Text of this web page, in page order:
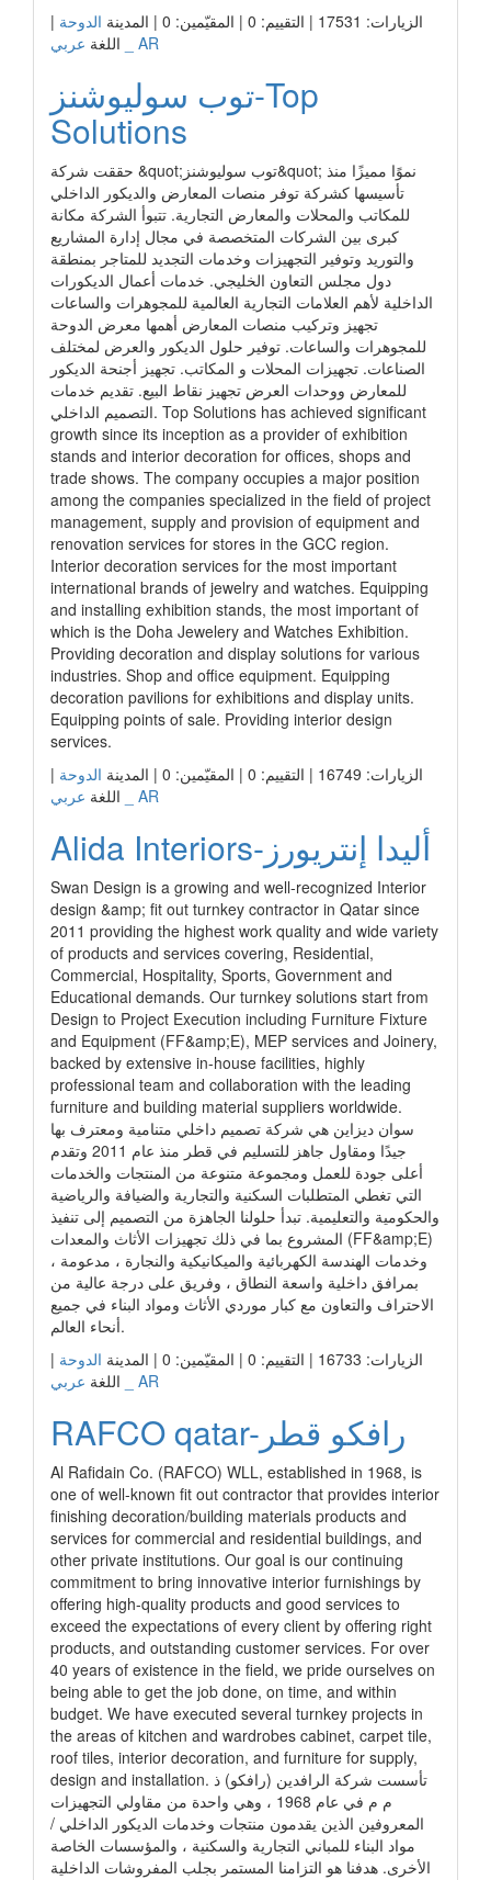
الزيارات: 17531 | التقييم: 0 | المقيّمين: 0 | المدينة
الدوحة |
اللغة عربي _ AR
توب سوليوشنز-Top
Solutions
حققت شركة &quot;توب سوليوشنز&quot; نموًا مميزًا منذ
تأسيسها كشركة توفر منصات المعارض والديكور الداخلي
للمكاتب والمحلات والمعارض التجارية. تتبوأ الشركة مكانة
كبرى بين الشركات المتخصصة في مجال إدارة المشاريع
والتوريد وتوفير التجهيزات وخدمات التجديد للمتاجر بمنطقة
دول مجلس التعاون الخليجي. خدمات أعمال الديكورات
الداخلية لأهم العلامات التجارية العالمية للمجوهرات والساعات
تجهيز وتركيب منصات المعارض أهمها معرض الدوحة
للمجوهرات والساعات. توفير حلول الديكور والعرض لمختلف
الصناعات. تجهيزات المحلات و المكاتب. تجهيز أجنحة الديكور
للمعارض ووحدات العرض تجهيز نقاط البيع. تقديم خدمات
التصميم الداخلي. Top Solutions has achieved significant
growth since its inception as a provider of exhibition
stands and interior decoration for offices, shops and
trade shows. The company occupies a major position
among the companies specialized in the field of project
management, supply and provision of equipment and
renovation services for stores in the GCC region.
Interior decoration services for the most important
international brands of jewelry and watches. Equipping
and installing exhibition stands, the most important of
which is the Doha Jewelery and Watches Exhibition.
Providing decoration and display solutions for various
industries. Shop and office equipment. Equipping
decoration pavilions for exhibitions and display units.
Equipping points of sale. Providing interior design
services.
الزيارات: 16749 | التقييم: 0 | المقيّمين: 0 | المدينة
الدوحة |
اللغة عربي _ AR
Alida Interiors-أليدا إنتريورز
Swan Design is a growing and well-recognized Interior
design &amp; fit out turnkey contractor in Qatar since
2011 providing the highest work quality and wide variety
of products and services covering, Residential,
Commercial, Hospitality, Sports, Government and
Educational demands. Our turnkey solutions start from
Design to Project Execution including Furniture Fixture
and Equipment (FF&amp;E), MEP services and Joinery,
backed by extensive in-house facilities, highly
professional team and collaboration with the leading
furniture and building material suppliers worldwide.
سوان ديزاين هي شركة تصميم داخلي متنامية ومعترف بها
جيدًا ومقاول جاهز للتسليم في قطر منذ عام 2011 وتقدم
أعلى جودة للعمل ومجموعة متنوعة من المنتجات والخدمات
التي تغطي المتطلبات السكنية والتجارية والضيافة والرياضية
والحكومية والتعليمية. تبدأ حلولنا الجاهزة من التصميم إلى تنفيذ
المشروع بما في ذلك تجهيزات الأثاث والمعدات (FF&amp;E)
، وخدمات الهندسة الكهربائية والميكانيكية والنجارة ، مدعومة
بمرافق داخلية واسعة النطاق ، وفريق على درجة عالية من
الاحتراف والتعاون مع كبار موردي الأثاث ومواد البناء في جميع
أنحاء العالم.
الزيارات: 16733 | التقييم: 0 | المقيّمين: 0 | المدينة
الدوحة |
اللغة عربي _ AR
RAFCO qatar-رافكو قطر
Al Rafidain Co. (RAFCO) WLL, established in 1968, is
one of well-known fit out contractor that provides interior
finishing decoration/building materials products and
services for commercial and residential buildings, and
other private institutions. Our goal is our continuing
commitment to bring innovative interior furnishings by
offering high-quality products and good services to
exceed the expectations of every client by offering right
products, and outstanding customer services. For over
40 years of existence in the field, we pride ourselves on
being able to get the job done, on time, and within
budget. We have executed several turnkey projects in
the areas of kitchen and wardrobes cabinet, carpet tile,
roof tiles, interior decoration, and furniture for supply,
design and installation. تأسست شركة الرافدين (رافكو) ذ
م م في عام 1968 ، وهي واحدة من مقاولي التجهيزات
المعروفين الذين يقدمون منتجات وخدمات الديكور الداخلي /
مواد البناء للمباني التجارية والسكنية ، والمؤسسات الخاصة
الأخرى. هدفنا هو التزامنا المستمر بجلب المفروشات الداخلية